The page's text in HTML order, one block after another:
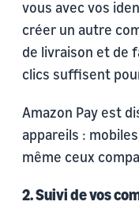
vous avec vos
créer un autre
de livraison et de
clics suffisent
Amazon Pay est
appareils :
même ceux
2. Suivi de vos